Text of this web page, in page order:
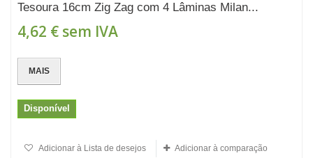
Tesoura 16cm Zig Zag com 4 Lâminas Milan...
4,62 € sem IVA
MAIS
Disponível
Adicionar à Lista de desejos Adicionar à comparação